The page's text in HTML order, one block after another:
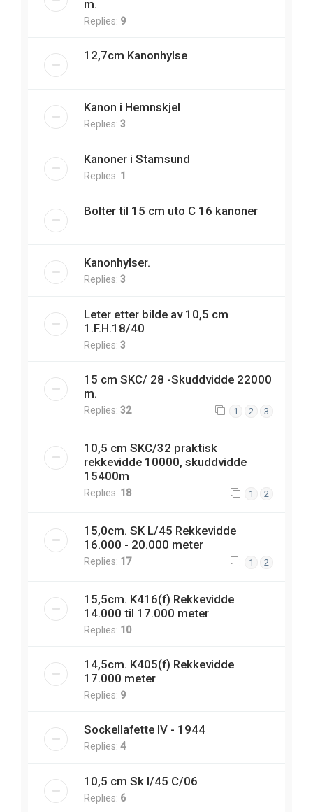
m.
Replies: 9
12,7cm Kanonhylse
Kanon i Hemnskjel
Replies: 3
Kanoner i Stamsund
Replies: 1
Bolter til 15 cm uto C 16 kanoner
Kanonhylser.
Replies: 3
Leter etter bilde av 10,5 cm
1.F.H.18/40
Replies: 3
15 cm SKC/ 28 -Skuddvidde 22000
m.
Replies: 32 1 2 3
10,5 cm SKC/32 praktisk
rekkevidde 10000, skuddvidde
15400m
Replies: 18 1 2
15,0cm. SK L/45 Rekkevidde
16.000 - 20.000 meter
Replies: 17 1 2
15,5cm. K416(f) Rekkevidde
14.000 til 17.000 meter
Replies: 10
14,5cm. K405(f) Rekkevidde
17.000 meter
Replies: 9
Sockellafette IV - 1944
Replies: 4
10,5 cm Sk l/45 C/06
Replies: 6